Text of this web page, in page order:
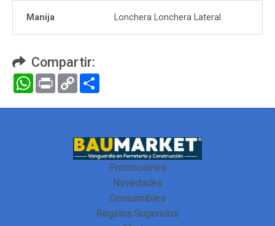
Manija Lonchera Lonchera Lateral
Compartir:
WhatsApp
Print Copy
Link
Promociones
Novedades
Consumibles
Regalos Sugeridos